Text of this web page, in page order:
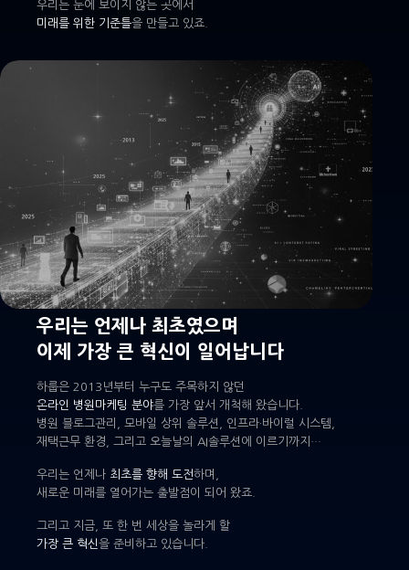
우리는 눈에 보이지 않는 곳에서
미래를 위한 기준틀을 만들고 있죠.
우리는 언제나 최초였으며
이제 가장 큰 혁신이 일어납니다
하룹은 2013년부터 누구도 주목하지 않던
온라인 병원마케팅 분야를 가장 앞서 개척해 왔습니다.
병원 블로그관리, 모바일 상위 솔루션, 인프라·바이럴 시스템,
재택근무 환경, 그리고 오늘날의 AI솔루션에 이르기까지…
우리는 언제나 최초를 향해 도전하며,
새로운 미래를 열어가는 출발점이 되어 왔죠.
그리고 지금, 또 한 번 세상을 놀라게 할
가장 큰 혁신을 준비하고 있습니다.